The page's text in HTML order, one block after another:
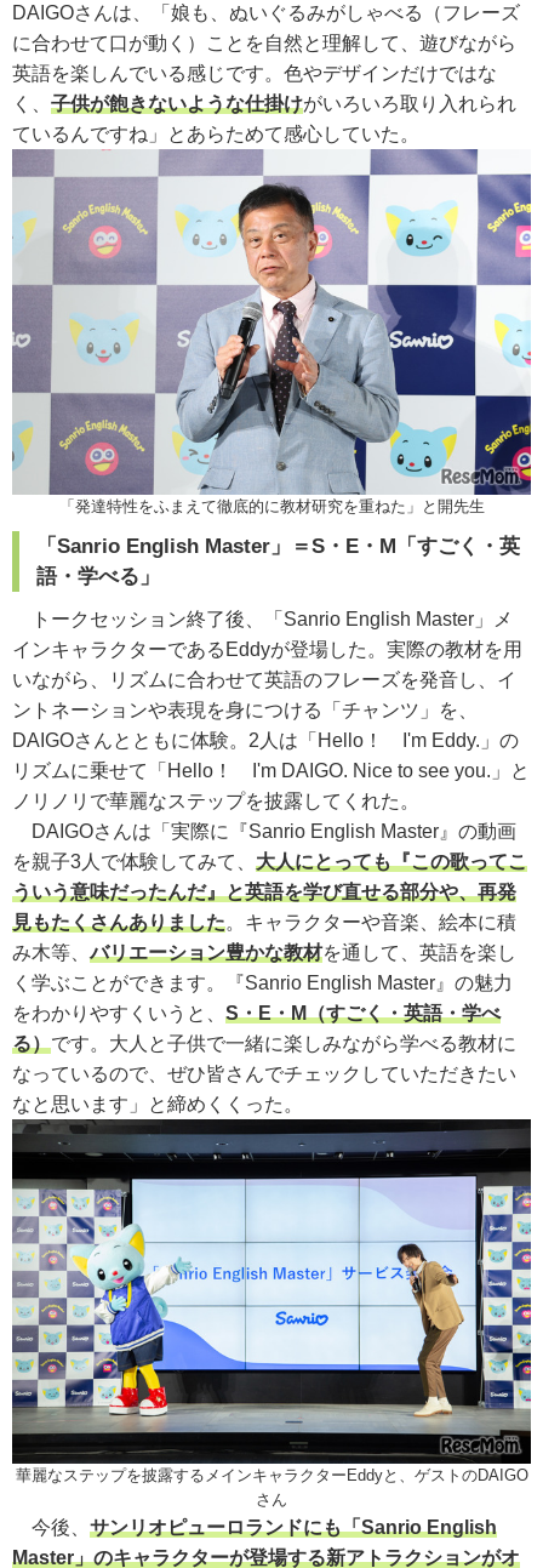
DAIGOさんは、「娘も、ぬいぐるみがしゃべる（フレーズ
に合わせて口が動く）ことを自然と理解して、遊びながら
英語を楽しんでいる感じです。色やデザインだけではな
く、 子供が飽きないような仕掛けがいろいろ取り入れられ
ているんですね」とあらためて感心していた。
「発達特性をふまえて徹底的に教材研究を重ねた」と開先生
「Sanrio English Master」＝S・E・M「すごく・英
語・学べる」
トークセッション終了後、「Sanrio English Master」メ
インキャラクターであるEddyが登場した。実際の教材を用
いながら、リズムに合わせて英語のフレーズを発音し、イ
ントネーションや表現を身につける「チャンツ」を、
DAIGOさんとともに体験。2人は「Hello！ I'm Eddy.」の
リズムに乗せて「Hello！ I'm DAIGO. Nice to see you.」と
ノリノリで華麗なステップを披露してくれた。
DAIGOさんは「実際に『Sanrio English Master』の動画
を親子3人で体験してみて、 大人にとっても『この歌ってこ
ういう意味だったんだ』と英語を学び直せる部分や、再発
見もたくさんありました。キャラクターや音楽、絵本に積
み木等、バリエーション豊かな教材を通して、英語を楽し
く学ぶことができます。『Sanrio English Master』の魅力
をわかりやすくいうと、 S・E・M（すごく・英語・学べ
る）です。大人と子供で一緒に楽しみながら学べる教材に
なっているので、ぜひ皆さんでチェックしていただきたい
なと思います」と締めくくった。
華麗なステップを披露するメインキャラクターEddyと、ゲストのDAIGO
さん
今後、 サンリオピューロランドにも「Sanrio English
Master」のキャラクターが登場する新アトラクションがオ